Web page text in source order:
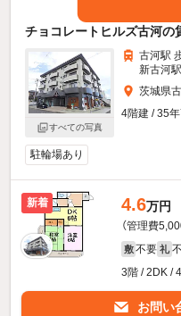
チョコレートヒルズ古河の
すべての写真
古河駅
新古河
茨城県
4階建 / 35
駐輪場あり
新着 4.6万円
（管理費
敷 不要 礼
3階 / 2DK /
お問い